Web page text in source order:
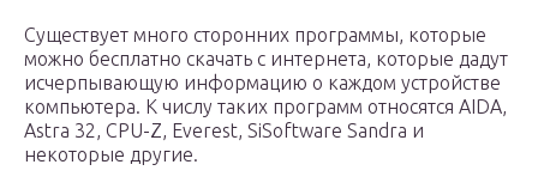
Существует много сторонних программы, которые
можно бесплатно скачать с интернета, которые дадут
исчерпывающую информацию о каждом устройстве
компьютера. К числу таких программ относятся AIDA,
Astra 32, CPU-Z, Everest, SiSoftware Sandra и
некоторые другие.